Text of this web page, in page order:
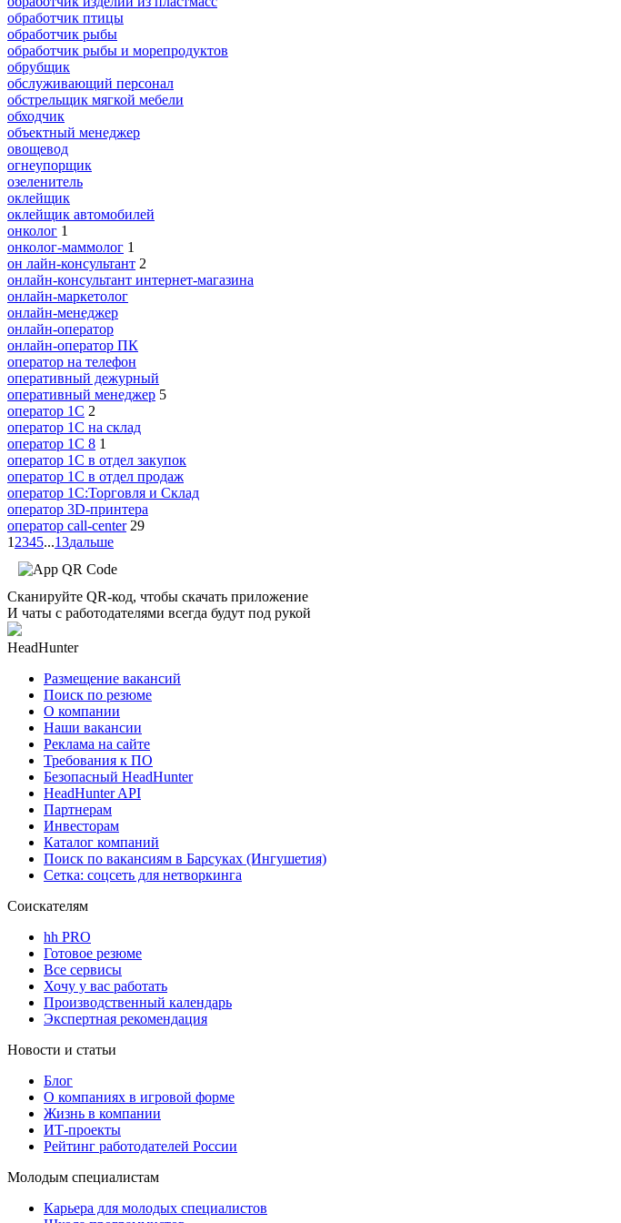
обработчик птицы
обработчик рыбы
обработчик рыбы и морепродуктов
обрубщик
обслуживающий персонал
обстрельщик мягкой мебели
обходчик
объектный менеджер
овощевод
огнеупорщик
озеленитель
оклейщик
оклейщик автомобилей
онколог 1
онколог-маммолог 1
он лайн-консультант 2
онлайн-консультант интернет-магазина
онлайн-маркетолог
онлайн-менеджер
онлайн-оператор
онлайн-оператор ПК
опeрaтoр нa тeлeфoн
оперативный дежурный
оперативный менеджер 5
оператор 1C 2
оператор 1C на склад
оператор 1С 8 1
оператор 1С в отдел закупок
оператор 1С в отдел продаж
оператор 1С:Торговля и Склад
оператор 3D-принтера
оператор call-center 29
1 2345...13дальше
Сканируйте QR-код, чтобы скачать приложение
И чаты с работодателями всегда будут под рукой
HeadHunter
Размещение вакансий
Поиск по резюме
О компании
Наши вакансии
Реклама на сайте
Требования к ПО
Безопасный HeadHunter
HeadHunter API
Партнерам
Инвесторам
Каталог компаний
Поиск по вакансиям в Барсуках (Ингушетия)
Сетка: соцсеть для нетворкинга
Соискателям
hh PRO
Готовое резюме
Все сервисы
Хочу у вас работать
Производственный календарь
Экспертная рекомендация
Новости и статьи
Блог
О компаниях в игровой форме
Жизнь в компании
ИТ-проекты
Рейтинг работодателей России
Молодым специалистам
Карьера для молодых специалистов